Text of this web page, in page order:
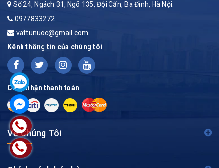
Số 24, Ngách 31, Ngõ 135, Đội Cấn, Ba Đình, Hà Nội.
0977833272
vattunuoc@gmail.com
Kênh thông tin của chúng tôi
Chấp nhận thanh toán
Về Chúng Tôi